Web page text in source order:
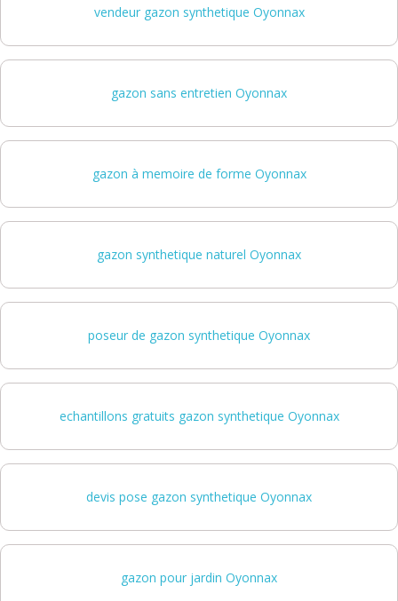
vendeur gazon synthetique Oyonnax
gazon sans entretien Oyonnax
gazon à memoire de forme Oyonnax
gazon synthetique naturel Oyonnax
poseur de gazon synthetique Oyonnax
echantillons gratuits gazon synthetique Oyonnax
devis pose gazon synthetique Oyonnax
gazon pour jardin Oyonnax